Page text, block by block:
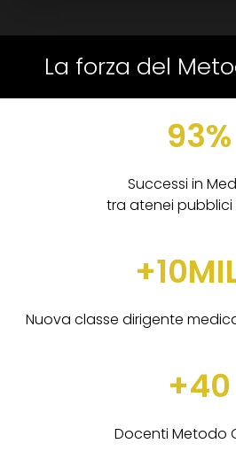
La forza del
93%
Successi in
tra atenei pubblici
Nuova classe dirigente
+40
Docenti Metodo